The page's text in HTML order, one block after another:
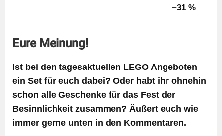
−31 %
Eure Meinung!
Ist bei den tagesaktuellen LEGO Angeboten
ein Set für euch dabei? Oder habt ihr ohnehin
schon alle Geschenke für das Fest der
Besinnlichkeit zusammen? Äußert euch wie
immer gerne unten in den Kommentaren.